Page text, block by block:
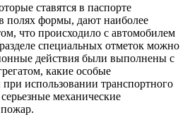
ставятся в паспорте
полях формы, дают наиболее
что происходило с автомобилем
специальных отметок можно
действия были выполнены с
какие особые
при использовании транспортного
механические